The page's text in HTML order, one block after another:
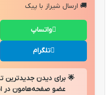
🚚 ارسال شیراز با پیک
واتساپ
تلگرام
🌟 برای دیدن جدیدترین
عضو صفحه‌هامون در